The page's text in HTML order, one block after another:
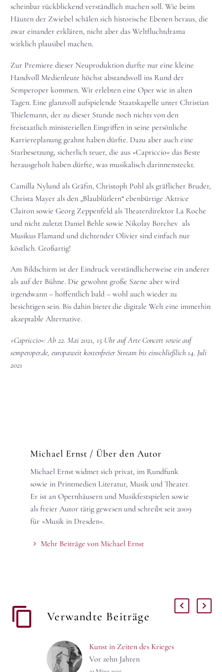
scheinbar rückblickend verständlich machen soll. Wie beim
Häuten der Zwiebel schälen sich historische Ebenen heraus, die
zwar einander erklären, nicht aber das Weltfluchtdrama
wirklich plausibel machen.
Zur Premiere dieser Neuproduktion durfte nur eine kleine
Handvoll Medienleute höchst abstandsvoll ins Rund der
Semperoper kommen. Wir erlebten eine Oper wie in alten
Tagen. Eine glanzvoll aufspielende Staatskapelle unter Christian
Thielemann, der zu dieser Stunde noch nichts von den
freistaatlich ministeriellen Eingriffen in seine persönliche
Karriereplanung geahnt haben dürfte. Dazu aber auch eine
Starbesetzung, sicherlich teuer, die aus »Capriccio« das Beste
herausgeholt haben dürfte, was musikalisch darinnensteckt.
Camilla Nylund als Gräfin, Christoph Pohl als gräflicher Bruder,
Christa Mayer als den „Blaublütlern“ ebenbürtige Aktrice
Clairon sowie Georg Zeppenfeld als Theaterdirektor La Roche
und nicht zuletzt Daniel Behle sowie Nikolay Borchev als
Musikus Flamand und dichtender Olivier sind einfach nur
köstlich. Großartig!
Am Bildschirm ist der Eindruck verständlicherweise ein anderer
als auf der Bühne. Die gewohnt große Szene aber wird
irgendwann – hoffentlich bald – wohl auch wieder zu
besichtigen sein. Bis dahin bietet die digitale Welt eine immerhin
akzeptable Alternative.
»Capriccio«: Ab 22. Mai 2021, 15 Uhr auf Arte Concert sowie auf
semperoper.de, europaweit kostenfreier Stream bis einschließlich 14. Juli
2021
Michael Ernst / Über den Autor
Michael Ernst widmet sich privat, im Rundfunk
sowie in Printmedien Literatur, Musik und Theater.
Er ist an Opernhäusern und Musikfestspielen sowie
als freier Autor tätig gewesen und schreibt seit 2009
für »Musik in Dresden«.
Mehr Beiträge von Michael Ernst
Verwandte Beiträge
Kunst in Zeiten des Krieges
Vor zehn Jahren